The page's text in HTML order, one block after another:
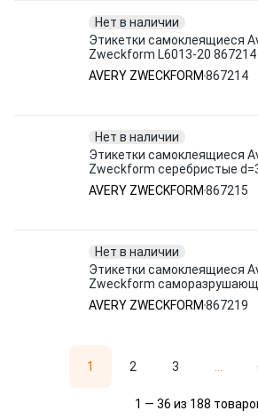
Нет в наличии
Этикетки самоклеящиеся
Zweckform L6013-20 867214
AVERY ZWECKFORM 867214
Нет в наличии
Этикетки самоклеящиеся
Zweckform серебристые
штук на листе А4, 20 листов)
AVERY ZWECKFORM 867215
Нет в наличии
Этикетки самоклеящиеся
Zweckform
45.7х25.4 мм (40 штук на
867219
AVERY ZWECKFORM 867219
1 2 3
1 — 36 из 188